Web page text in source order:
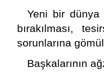
Yeni bir dünya
bırakılması,
sorunlarına
Başkalarının